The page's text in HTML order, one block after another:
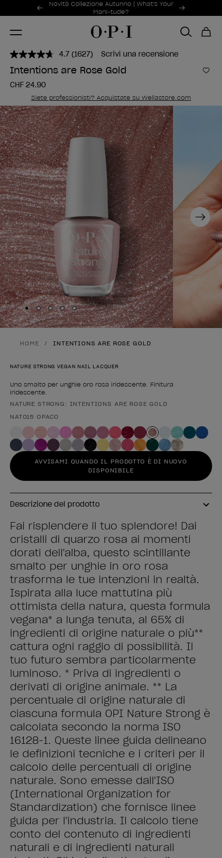
Offerte promozionali
Novità Collezione Autunno | What's Your
Mani-tude?
Item 1 of 2
4.7 Leggi
1627
recensioni.
alla
pagina.
(1627) Scrivi una recensione
Intentions are Rose Gold
CHF 24.90
Siete professionisti? Acquistate su Wellastore.com
Next
Skip to slide1
Skip to slide2
Skip to slide3
Skip to slide4
Skip to slide5
HOME INTENTIONS ARE ROSE GOLD
NATURE STRONG VEGAN NAIL LACQUER
Uno smalto per unghie oro rosa iridescente. Finitura
iridescente.
Forma del prodotto
NATURE STRONG: INTENTIONS ARE ROSE GOLD
NAT015 OPACO
AVVISAMI QUANDO IL PRODOTTO È DI NUOVO
DISPONIBILE
Descrizione del prodotto
Fai risplendere il tuo splendore! Dai
cristalli di quarzo rosa ai momenti
dorati dell'alba, questo scintillante
smalto per unghie in oro rosa
trasforma le tue intenzioni in realtà.
Ispirata alla luce mattutina più
ottimista della natura, questa formula
vegana* a lunga tenuta, al 65% di
ingredienti di origine naturale o più**
cattura ogni raggio di possibilità. Il
tuo futuro sembra particolarmente
luminoso. * Priva di ingredienti o
derivati di origine animale. ** La
percentuale di origine naturale di
ciascuna formula OPI Nature Strong è
calcolata secondo la norma ISO
16128-1. Queste linee guida delineano
le definizioni tecniche e i criteri per il
calcolo delle percentuali di origine
naturale. Sono emesse dall'ISO
(International Organization for
Standardization) che fornisce linee
guida per l'industria. Il calcolo tiene
conto del contenuto di ingredienti
naturali e di ingredienti naturali